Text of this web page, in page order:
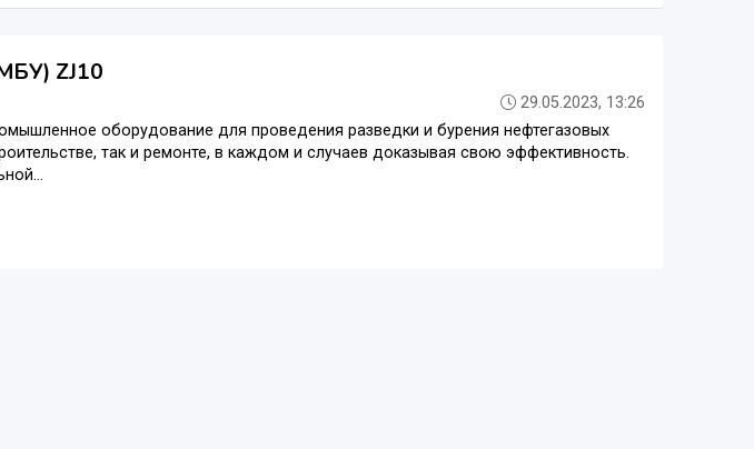
ZJ10
29.05.2023, 13:26
оборудование для проведения разведки и бурения нефтегазовых
так и ремонте, в каждом и случаев доказывая свою эффективность.